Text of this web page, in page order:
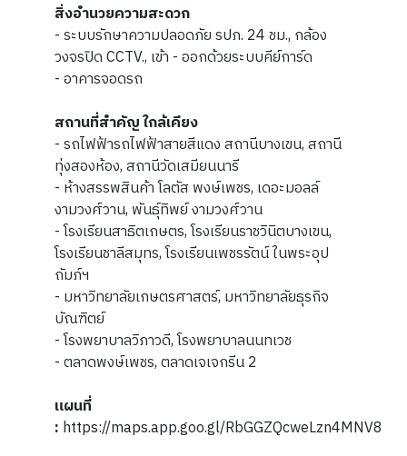
สิ่งอำนวยความสะดวก
- ระบบรักษาความปลอดภัย รปภ. 24 ชม., กล้อง
วงจรปิด CCTV., เข้า - ออกด้วยระบบคีย์การ์ด
- อาคารจอดรถ
สถานที่สำคัญ ใกล้เคียง
- รถไฟฟ้ารถไฟฟ้าสายสีแดง สถานีบางเขน, สถานี
ทุ่งสองห้อง, สถานีวัดเสมียนนารี
- ห้างสรรพสินค้า โลตัส พงษ์เพชร, เดอะมอลล์
งามวงศ์วาน, พันธุ์ทิพย์ งามวงศ์วาน
- โรงเรียนสาธิตเกษตร, โรงเรียนราชวินิตบางเขน,
โรงเรียนชาลีสมุทร, โรงเรียนเพชรรัตน์ ในพระอุป
ถัมภ์ฯ
- มหาวิทยาลัยเกษตรศาสตร์, มหาวิทยาลัยธุรกิจ
บัณฑิตย์
- โรงพยาบาลวิภาวดี, โรงพยาบาลนนทเวช
- ตลาดพงษ์เพชร, ตลาดเจเจกรีน 2
แผนที่
: https://maps.app.goo.gl/RbGGZQcweLzn4MNV8